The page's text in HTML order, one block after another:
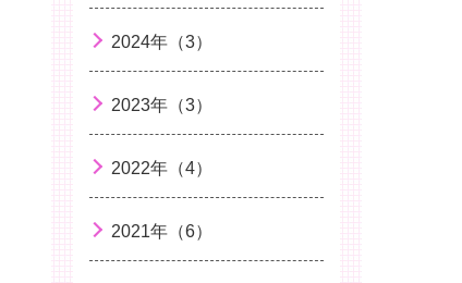
2024年（3）
2023年（3）
2022年（4）
2021年（6）